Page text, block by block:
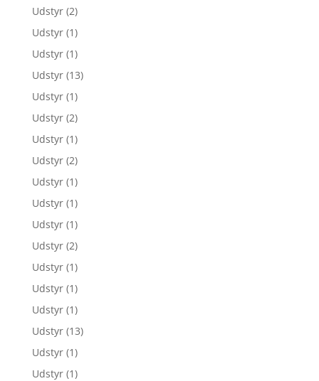
Udstyr (2)
Udstyr (1)
Udstyr (1)
Udstyr (13)
Udstyr (1)
Udstyr (2)
Udstyr (1)
Udstyr (2)
Udstyr (1)
Udstyr (1)
Udstyr (1)
Udstyr (2)
Udstyr (1)
Udstyr (1)
Udstyr (1)
Udstyr (13)
Udstyr (1)
Udstyr (1)